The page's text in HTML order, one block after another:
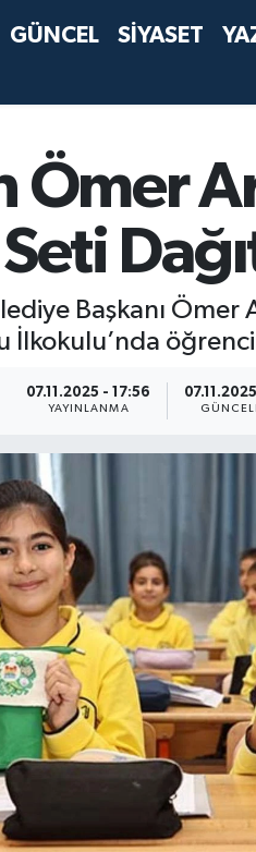
GÜNCEL SİYASET
Ömer
Başkanı Ömer
İlkokulu’nda
07.11.2025 - 17:56
YAYINLANMA
07.11.2025